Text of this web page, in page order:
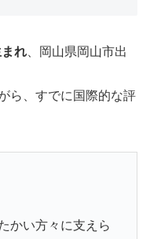
れ、岡山県岡山市出
ら、すでに国際的な評
かい方々に支えら